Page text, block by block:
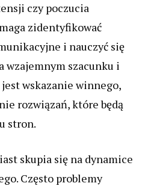
czy poczucia
zidentyfikować
i nauczyć się
wzajemnym szacunku i
wskazanie winnego,
rozwiązań, które będą
stron.
skupia się na dynamice
Często problemy